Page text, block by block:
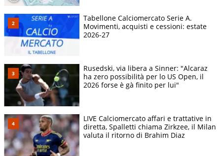
Tabellone Calciomercato Serie A.
Movimenti, acquisti e cessioni: estate
2026-27
Rusedski, via libera a Sinner: "Alcaraz
ha zero possibilità per lo US Open, il
2026 forse è gà finito per lui"
LIVE Calciomercato affari e trattative in
diretta, Spalletti chiama Zirkzee, il Milan
valuta il ritorno di Brahim Diaz